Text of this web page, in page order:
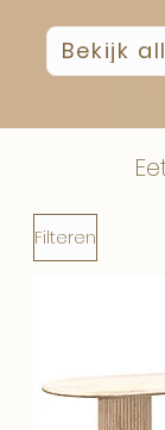
Bekijk
Filteren